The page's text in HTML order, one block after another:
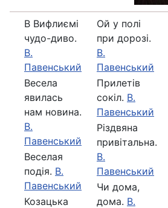
В Вифлиємі
чудо-диво.
В.
Павенський
Весела
явилась
нам новина.
В.
Павенський
Веселая
подiя. В.
Павенський
Козацька
Ой у полi
при дорозi.
В.
Павенський
Прилетів
сокіл. В.
Павенський
Різдвяна
привітальна.
В.
Павенський
Чи дома,
дома. В.